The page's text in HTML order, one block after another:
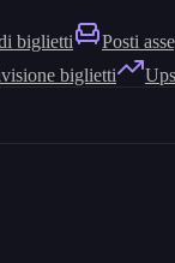
biglietti Posti
biglietti